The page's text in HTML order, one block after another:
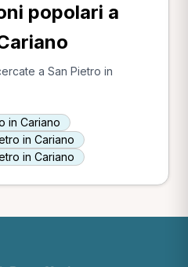
popolari a
a San Pietro in
in Cariano
in Cariano
in Cariano